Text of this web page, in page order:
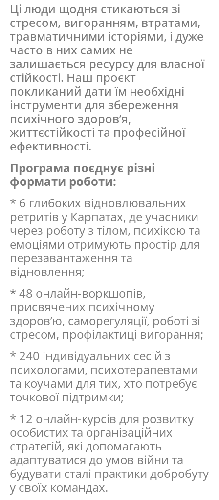
Ці люди щодня стикаються зі
стресом, вигоранням, втратами,
травматичними історіями, і дуже
часто в них самих не
залишається ресурсу для власної
стійкості. Наш проєкт
покликаний дати їм необхідні
інструменти для збереження
психічного здоров’я,
життєстійкості та професійної
ефективності.
Програма поєднує різні
формати роботи:
* 6 глибоких відновлювальних
ретритів у Карпатах, де учасники
через роботу з тілом, психікою та
емоціями отримують простір для
перезавантаження та
відновлення;
* 48 онлайн-воркшопів,
присвячених психічному
здоров’ю, саморегуляції, роботі зі
стресом, профілактиці вигорання;
* 240 індивідуальних сесій з
психологами, психотерапевтами
та коучами для тих, хто потребує
точкової підтримки;
* 12 онлайн-курсів для розвитку
особистих та організаційних
стратегій, які допомагають
адаптуватися до умов війни та
будувати сталі практики добробуту
у своїх командах.